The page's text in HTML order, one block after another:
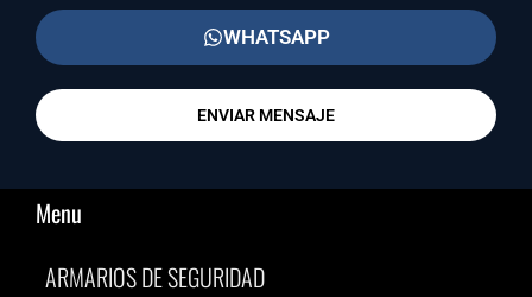
WHATSAPP
ENVIAR MENSAJE
Menu
ARMARIOS DE SEGURIDAD